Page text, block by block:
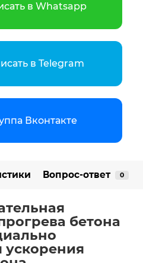
в Whatsapp
в Telegram
Вконтакте
Вопрос-ответ 0
бетона
ускорения